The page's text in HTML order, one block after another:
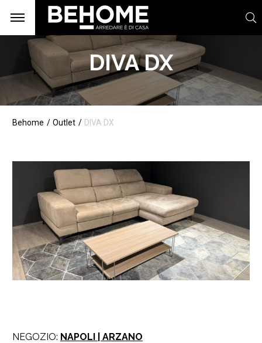
DIVA DX
Behome Outlet DIVA DX
NEGOZIO: NAPOLI | ARZANO